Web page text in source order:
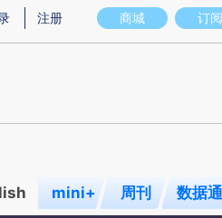
意图存在偏差。不代表财新观点和立场
商城 订阅
注册
mini+ 周刊 数据通